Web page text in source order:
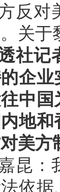
反对
关于
社记
企业
中国
地
美方
昆：
依